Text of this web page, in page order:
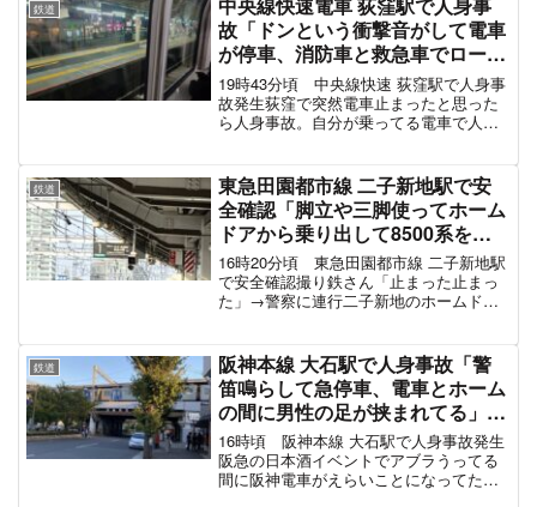
います
見合わせ時間 125分 振替ｱﾘ
pic.twitter.com/3N0dtbT24D
特急ひだ11号 美濃太田行き(所定 富山行き)
車両事故当該 鵜沼通過しました
— ミオステ (@Miosta_9501)March 30, 2021